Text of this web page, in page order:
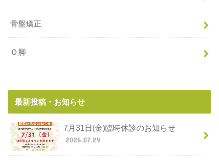
骨盤矯正
Ｏ脚
最新投稿・お知らせ
7月31日(金)臨時休診のお知らせ
2026.07.29